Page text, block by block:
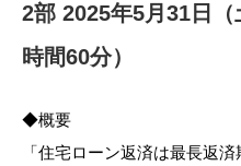
2部 2025年5月31日
時間60分）
◆概要
「住宅ローン返済は最長返